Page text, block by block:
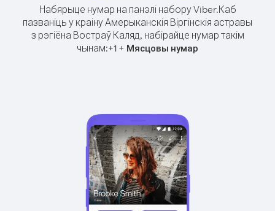
Набярыце нумар на панэлі набору Viber.Каб
пазваніць у краіну Амерыканскія Віргінскія астравы
з рэгіёна Востраў Каляд, набірайце нумар такім
чынам:+1 + Мясцовы нумар